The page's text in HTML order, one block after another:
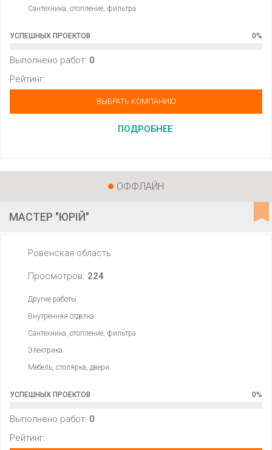
Сантехника, отопление, фильтра
УСПЕШНЫХ ПРОЕКТОВ 0%
Выполнено работ: 0
Рейтинг:
ВЫБРАТЬ КОМПАНИЮ
ПОДРОБНЕЕ
ОФФЛАЙН
МАСТЕР "ЮРІЙ"
Ровенская область
Просмотров: 224
Другие работы
Внутренняя отделка
Сантехника, отопление, фильтра
Электрика
Мебель, столярка, двери
УСПЕШНЫХ ПРОЕКТОВ 0%
Выполнено работ: 0
Рейтинг: